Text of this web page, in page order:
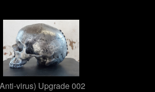
virus) Upgrade 002